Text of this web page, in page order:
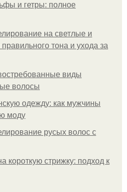
и гетры: полное
на светлые и
тона и ухода за
виды
волосы
одежду: как мужчины
моду
русых волос с
короткую стрижку: подход к